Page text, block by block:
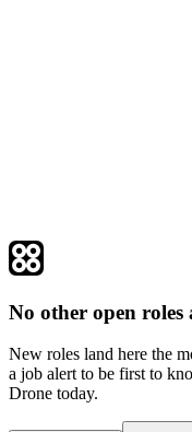
No other open
New roles land here the
a job alert to be first to
Drone today.